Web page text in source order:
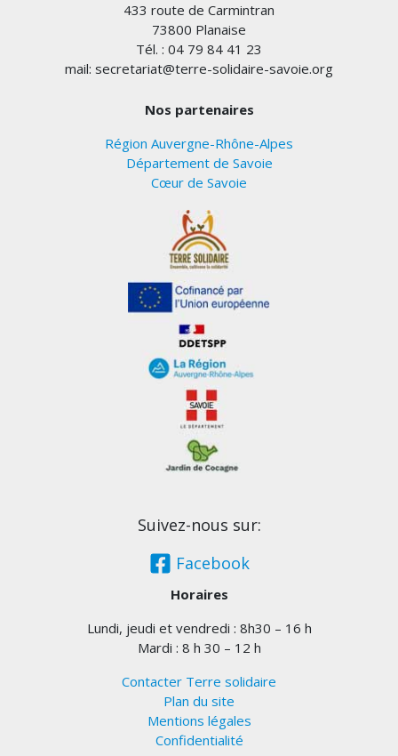
433 route de Carmintran
73800 Planaise
Tél. : 04 79 84 41 23
mail: secretariat@terre-solidaire-savoie.org
Nos partenaires
Région Auvergne-Rhône-Alpes
Département de Savoie
Cœur de Savoie
Suivez-nous sur:
Facebook
Horaires
Lundi, jeudi et vendredi : 8h30 – 16 h
Mardi : 8 h 30 – 12 h
Contacter Terre solidaire
Plan du site
Mentions légales
Confidentialité